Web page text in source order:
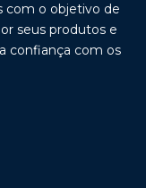
com o objetivo de
seus produtos e
confiança com os